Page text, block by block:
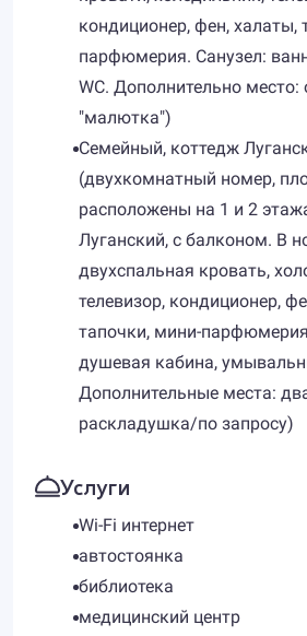
кондиционер, фен, халаты,
парфюмерия. Санузел:
WC. Дополнительно место:
"малютка")
Семейный, коттедж
(двухкомнатный номер,
расположены на 1 и 2
Луганский, с балконом. В
двухспальная кровать,
телевизор, кондиционер,
тапочки, мини-
душевая кабина,
Дополнительные места:
раскладушка/по запросу)
Услуги
Wi-Fi интернет
автостоянка
библиотека
медицинский центр